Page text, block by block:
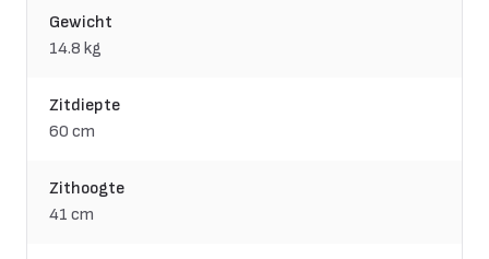
Gewicht
14.8 kg
Zitdiepte
60 cm
Zithoogte
41 cm